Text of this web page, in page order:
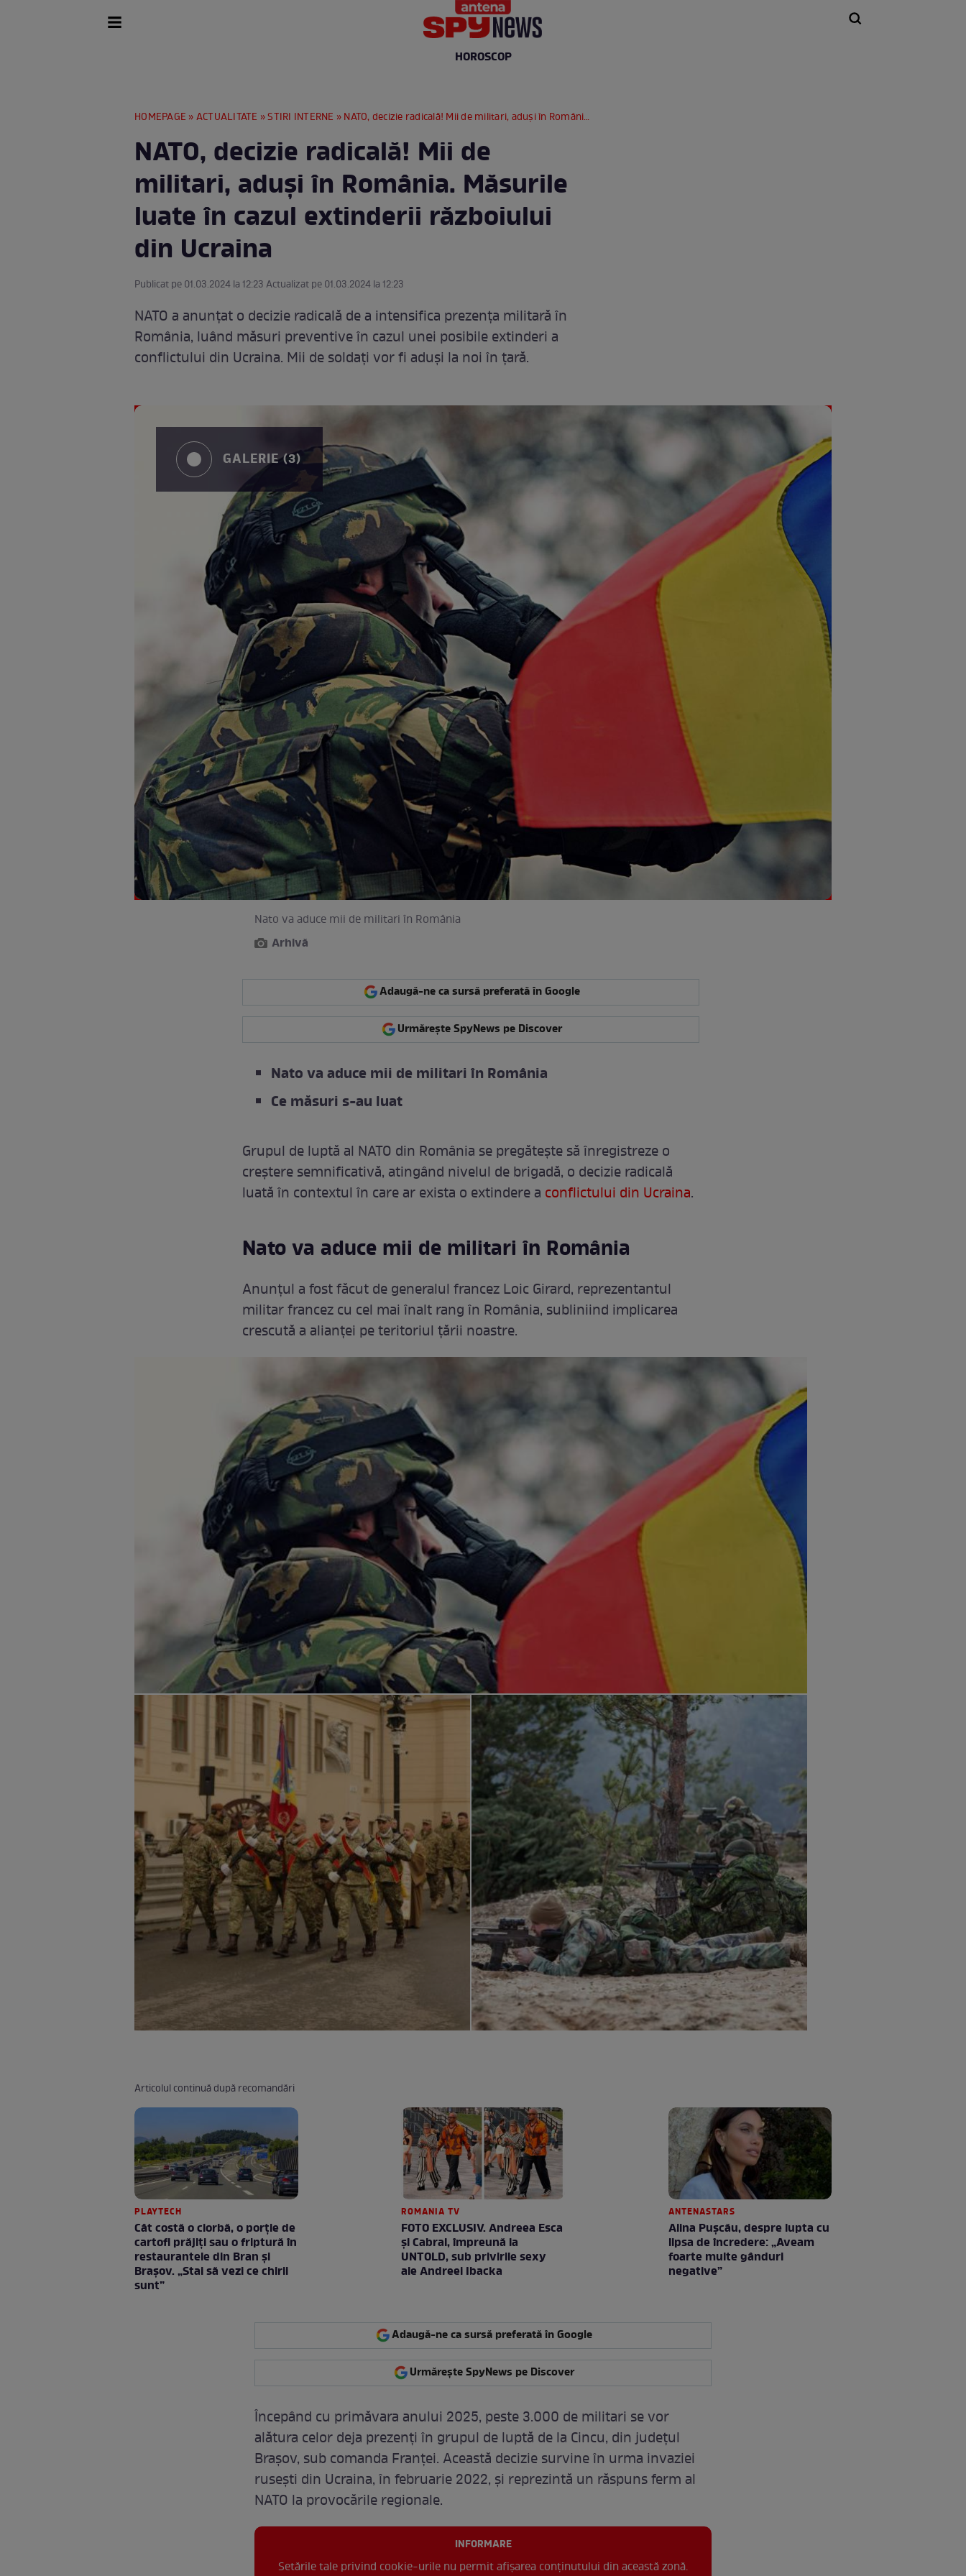
HOROSCOP
HOMEPAGE »ACTUALITATE »STIRI INTERNE » NATO, decizie radicală! Mii de militari, aduși în România. Măsurile luate în cazul extinderii războiului din Ucraina
NATO, decizie radicală! Mii de
militari, aduși în România. Măsurile
luate în cazul extinderii războiului
din Ucraina
Publicat pe 01.03.2024 la 12:23 Actualizat pe 01.03.2024 la 12:23
NATO a anunțat o decizie radicală de a intensifica prezența militară în
România, luând măsuri preventive în cazul unei posibile extinderi a
conflictului din Ucraina. Mii de soldați vor fi aduși la noi în țară.
GALERIE (3)
Nato va aduce mii de militari în România
Arhivă
Adaugă-ne ca sursă preferată în Google
Urmărește SpyNews pe Discover
Nato va aduce mii de militari în România
Ce măsuri s-au luat
Grupul de luptă al NATO din România se pregătește să înregistreze o
creștere semnificativă, atingând nivelul de brigadă, o decizie radicală
luată în contextul în care ar exista o extindere a conflictului din Ucraina.
Nato va aduce mii de militari în România
Anunțul a fost făcut de generalul francez Loic Girard, reprezentantul
militar francez cu cel mai înalt rang în România, subliniind implicarea
crescută a alianței pe teritoriul țării noastre.
Articolul continuă după recomandări
PLAYTECH
Cât costă o ciorbă, o porţie de
cartofi prăjiţi sau o friptură în
restaurantele din Bran şi
Braşov. „Stai să vezi ce chirii
sunt”
ROMANIA TV
FOTO EXCLUSIV. Andreea Esca
şi Cabral, împreună la
UNTOLD, sub privirile sexy
ale Andreei Ibacka
ANTENASTARS
Alina Pușcău, despre lupta cu
lipsa de încredere: „Aveam
foarte multe gânduri
negative”
Adaugă-ne ca sursă preferată în Google
Urmărește SpyNews pe Discover
Începând cu primăvara anului 2025, peste 3.000 de militari se vor
alătura celor deja prezenți în grupul de luptă de la Cincu, din județul
Brașov, sub comanda Franței. Această decizie survine în urma invaziei
rusești din Ucraina, în februarie 2022, și reprezintă un răspuns ferm al
NATO la provocările regionale.
INFORMARE
Setările tale privind cookie-urile nu permit afișarea conținutului din această zonă.